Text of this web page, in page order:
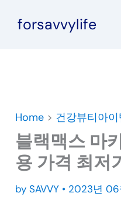
forsavvylife
Home > 건강뷰티아이
블랙맥스 마
용 가격 최저
by SAVVY • 2023년 06